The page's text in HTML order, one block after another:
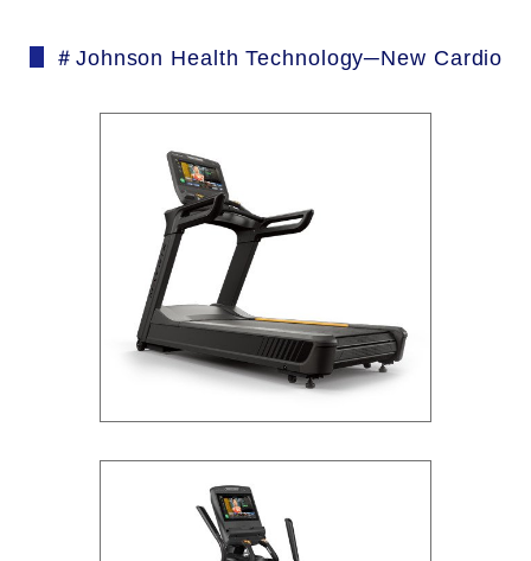
＃Johnson Health Technology─New Cardio